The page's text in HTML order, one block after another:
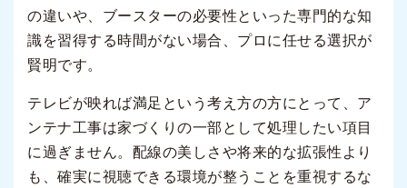
の違いや、ブースターの必要性といった専門的な知
識を習得する時間がない場合、プロに任せる選択が
賢明です。
テレビが映れば満足という考え方の方にとって、ア
ンテナ工事は家づくりの一部として処理したい項目
に過ぎません。配線の美しさや将来的な拡張性より
も、確実に視聴できる環境が整うことを重視するな